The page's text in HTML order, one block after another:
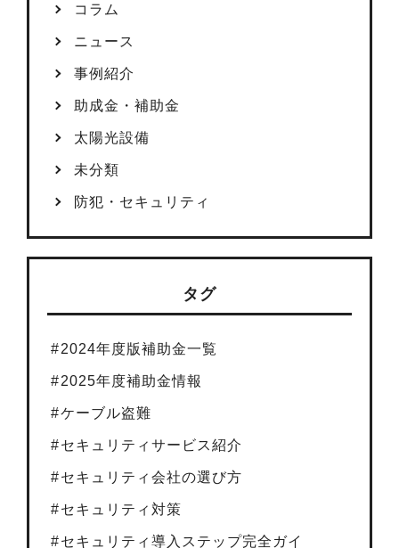
コラム
ニュース
事例紹介
助成金・補助金
太陽光設備
未分類
防犯・セキュリティ
タグ
2024年度版補助金一覧
2025年度補助金情報
ケーブル盗難
セキュリティサービス紹介
セキュリティ会社の選び方
セキュリティ対策
セキュリティ導入ステップ完全ガイ